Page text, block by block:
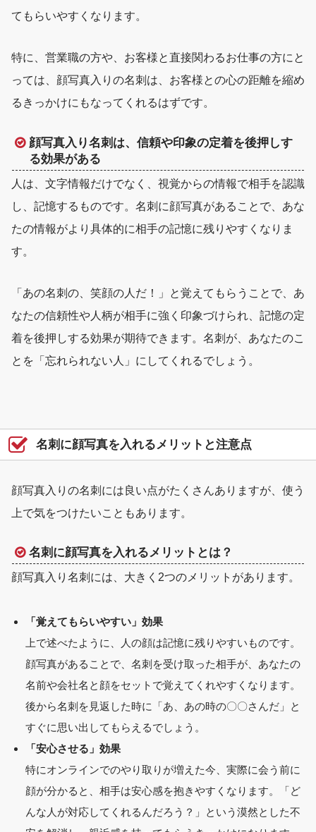
てもらいやすくなります。
特に、営業職の方や、お客様と直接関わるお仕事の方にと
っては、顔写真入りの名刺は、お客様との心の距離を縮め
るきっかけにもなってくれるはずです。
顔写真入り名刺は、信頼や印象の定着を後押しす
る効果がある
人は、文字情報だけでなく、視覚からの情報で相手を認識
し、記憶するものです。名刺に顔写真があることで、あな
たの情報がより具体的に相手の記憶に残りやすくなりま
す。
「あの名刺の、笑顔の人だ！」と覚えてもらうことで、あ
なたの信頼性や人柄が相手に強く印象づけられ、記憶の定
着を後押しする効果が期待できます。名刺が、あなたのこ
とを「忘れられない人」にしてくれるでしょう。
名刺に顔写真を入れるメリットと注意点
顔写真入りの名刺には良い点がたくさんありますが、使う
上で気をつけたいこともあります。
名刺に顔写真を入れるメリットとは？
顔写真入り名刺には、大きく2つのメリットがあります。
「覚えてもらいやすい」効果
上で述べたように、人の顔は記憶に残りやすいものです。
顔写真があることで、名刺を受け取った相手が、あなたの
名前や会社名と顔をセットで覚えてくれやすくなります。
後から名刺を見返した時に「あ、あの時の〇〇さんだ」と
すぐに思い出してもらえるでしょう。
「安心させる」効果
特にオンラインでのやり取りが増えた今、実際に会う前に
顔が分かると、相手は安心感を抱きやすくなります。「ど
んな人が対応してくれるんだろう？」という漠然とした不